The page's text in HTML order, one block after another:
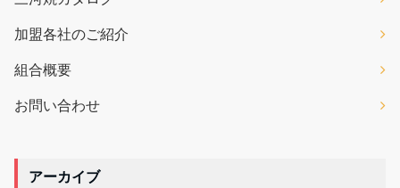
加盟各社のご紹介
組合概要
お問い合わせ
アーカイブ